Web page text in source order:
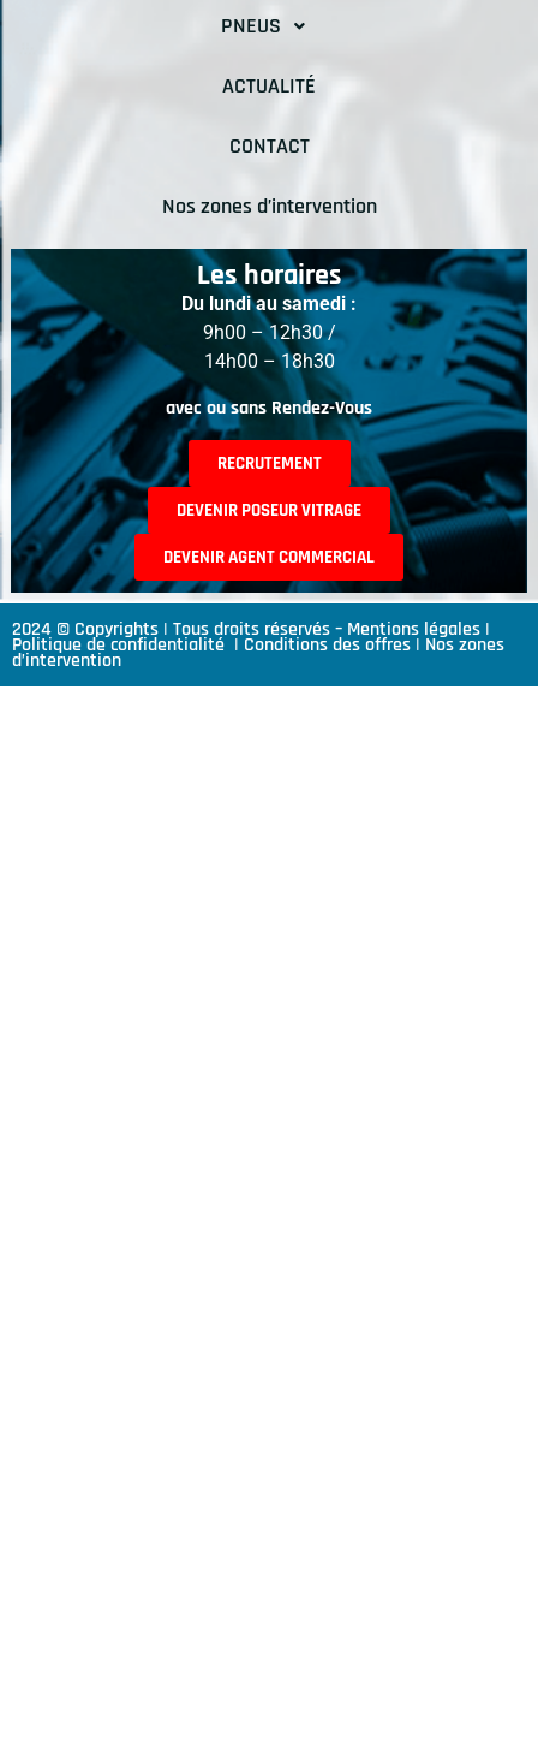
PNEUS
ACTUALITÉ
CONTACT
Nos zones d’intervention
Les horaires
Du lundi au samedi :
9h00 – 12h30 /
14h00 – 18h30
avec ou sans Rendez-Vous
RECRUTEMENT
DEVENIR POSEUR VITRAGE
DEVENIR AGENT COMMERCIAL
2024 © Copyrights | Tous droits réservés – Mentions légales |
Politique de confidentialité | Conditions des offres | Nos zones
d’intervention